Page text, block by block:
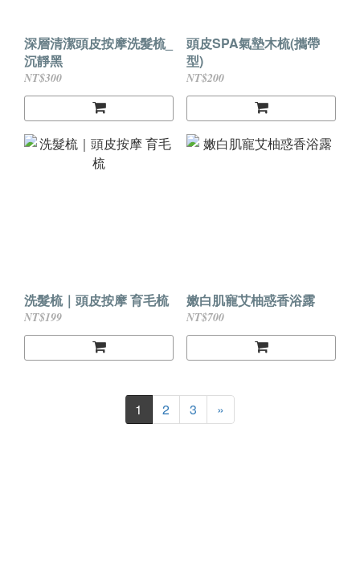
深層清潔頭皮按摩洗髮梳_
沉靜黑
NT$300
頭皮SPA氣墊木梳(攜帶
型)
NT$200
洗髮梳｜頭皮按摩 育毛梳
NT$199
嫩白肌寵艾柚惑香浴露
NT$700
1 2 3 »